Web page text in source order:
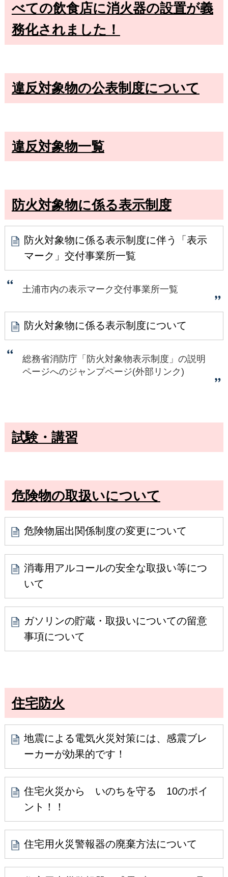
べての飲食店に消火器の設置が義
務化されました！
違反対象物の公表制度について
違反対象物一覧
防火対象物に係る表示制度
防火対象物に係る表示制度に伴う「表示
マーク」交付事業所一覧
土浦市内の表示マーク交付事業所一覧
防火対象物に係る表示制度について
総務省消防庁「防火対象物表示制度」の説明
ページへのジャンプページ(外部リンク)
試験・講習
危険物の取扱いについて
危険物届出関係制度の変更について
消毒用アルコールの安全な取扱い等につ
いて
ガソリンの貯蔵・取扱いについての留意
事項について
住宅防火
地震による電気火災対策には、感震ブレ
ーカーが効果的です！
住宅火災から いのちを守る 10のポイ
ント！！
住宅用火災警報器の廃棄方法について